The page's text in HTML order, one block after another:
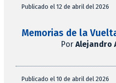
Publicado el 12 de abril del 2026
Memorias de la
Por Alejandro
Publicado el 10 de abril del 2026